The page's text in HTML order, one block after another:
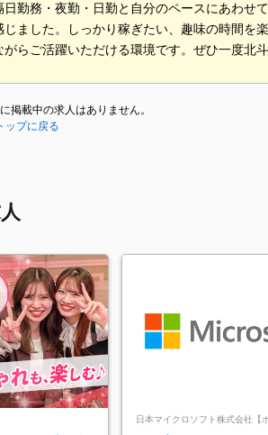
日勤務・夜勤・日勤と自分のペースにあわせ
ました。しっかり稼ぎたい、趣味の時間を
らご活躍いただける環境です。ぜひ一度北
掲載中の求人はありません。
ップに戻る
日本マイクロソフト株式会社【
ッチ登録】